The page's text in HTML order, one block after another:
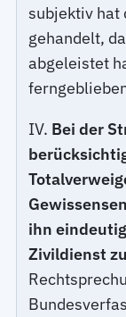
subjektiv hat
gehandelt,
abgeleistet
IV. Bei der
ihn
Zivildienst